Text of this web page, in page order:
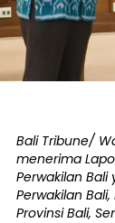
Bali Tribune/
menerima
Perwakilan Bali
Perwakilan
Provinsi Bali,